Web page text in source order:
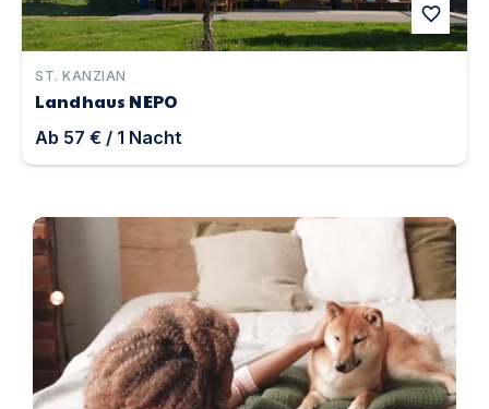
favorite
ST. KANZIAN
Landhaus NEPO
Ab 57 € / 1 Nacht